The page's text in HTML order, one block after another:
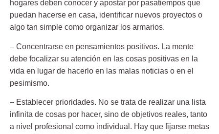
hogares deben conocer y apostar por pasatiempos que
puedan hacerse en casa, identificar nuevos proyectos o
algo tan simple como organizar los armarios.
– Concentrarse en pensamientos positivos. La mente
debe focalizar su atención en las cosas positivas en la
vida en lugar de hacerlo en las malas noticias o en el
pesimismo.
– Establecer prioridades. No se trata de realizar una lista
infinita de cosas por hacer, sino de objetivos reales, tanto
a nivel profesional como individual. Hay que fijarse metas